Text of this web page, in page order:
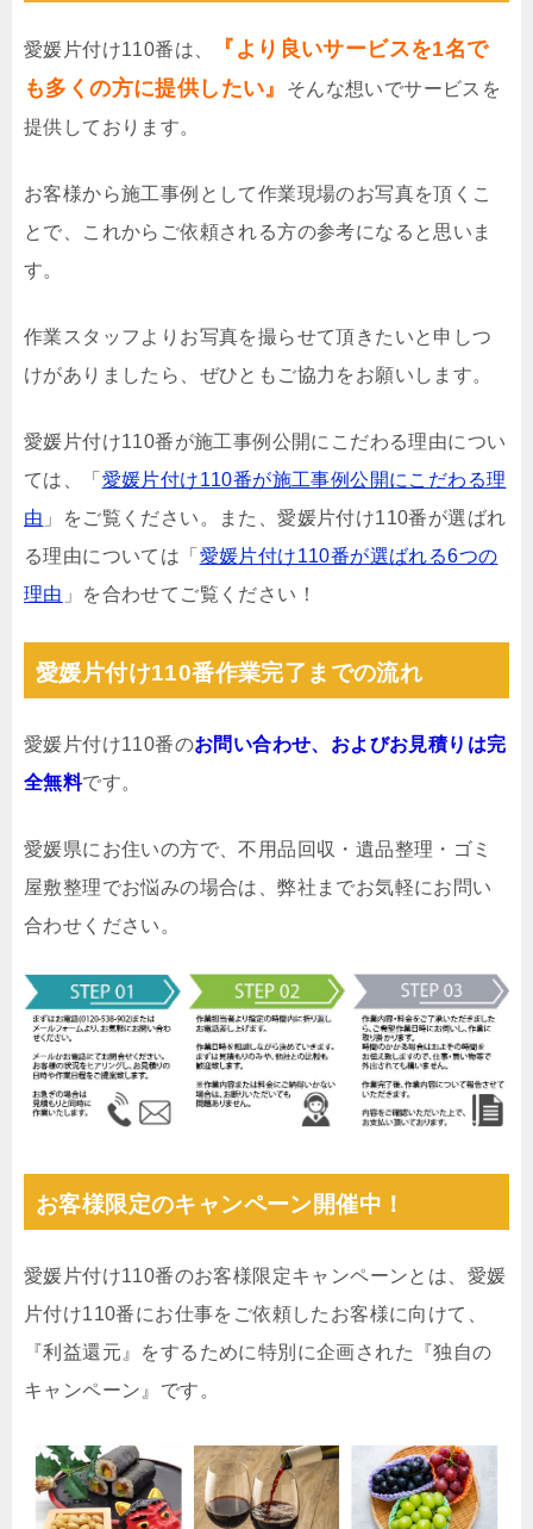
愛媛片付け110番は、
『より良いサービスを1名で
も多くの方に提供したい』
そんな想いでサービスを
提供しております。
お客様から施工事例として作業現場のお写真を頂くこ
とで、これからご依頼される方の参考になると思いま
す。
作業スタッフよりお写真を撮らせて頂きたいと申しつ
けがありましたら、ぜひともご協力をお願いします。
愛媛片付け110番が施工事例公開にこだわる理由につい
ては、「 愛媛片付け110番が施工事例公開にこだわる理
由 」をご覧ください。また、愛媛片付け110番が選ばれ
る理由については「 愛媛片付け110番が選ばれる6つの
理由 」を合わせてご覧ください！
愛媛片付け110番作業完了までの流れ
愛媛片付け110番のお問い合わせ、およびお見積りは完
全無料です。
愛媛県にお住いの方で、不用品回収・遺品整理・ゴミ
屋敷整理でお悩みの場合は、弊社までお気軽にお問い
合わせください。
お客様限定のキャンペーン開催中！
愛媛片付け110番のお客様限定キャンペーンとは、愛媛
片付け110番にお仕事をご依頼したお客様に向けて、
『利益還元』をするために特別に企画された『独自の
キャンペーン』です。